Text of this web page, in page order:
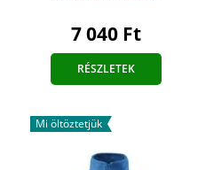
7 040 Ft
RÉSZLETEK
Mi öltöztetjük